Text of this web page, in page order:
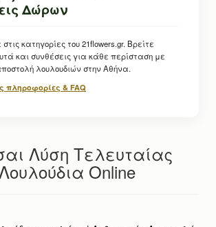
Δώρων
στις κατηγορίες του 21flowers.gr. Βρείτε
και συνθέσεις για κάθε περίσταση με
λουλουδιών στην Αθήνα.
πληροφορίες & FAQ
Λύση Τελευταίας
Online